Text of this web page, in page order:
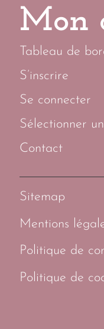
Mon
Tableau de
S’inscrire
Se connecter
Sélectionner
Contact
Sitemap
Mentions
Politique de
Politique de